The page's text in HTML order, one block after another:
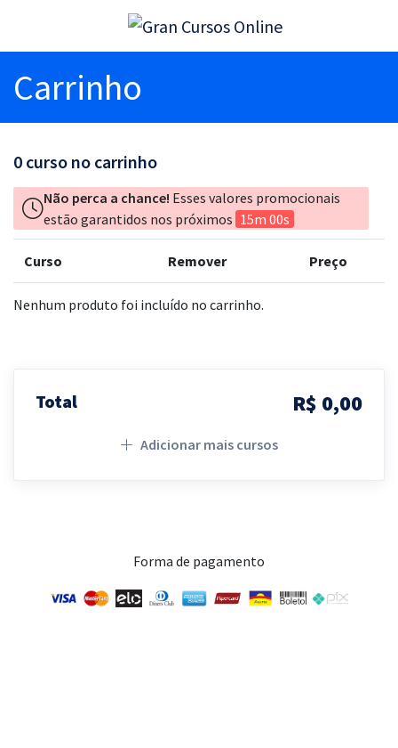
Carrinho
0 curso no carrinho
Não perca a chance! Esses valores promocionais
estão garantidos nos próximos 15m 00s
Curso Remover Preço
Nenhum produto foi incluído no carrinho.
Total R$ 0,00
Adicionar mais cursos
Forma de pagamento